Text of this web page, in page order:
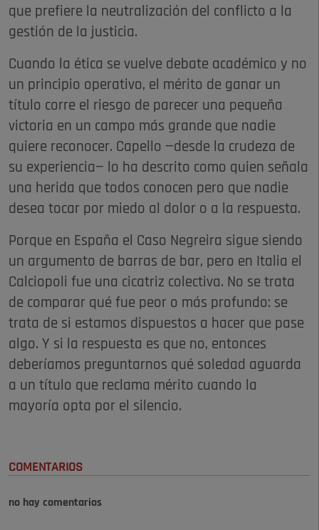
que prefiere la neutralización del conflicto a la
gestión de la justicia.
Cuando la ética se vuelve debate académico y no
un principio operativo, el mérito de ganar un
título corre el riesgo de parecer una pequeña
victoria en un campo más grande que nadie
quiere reconocer. Capello —desde la crudeza de
su experiencia— lo ha descrito como quien señala
una herida que todos conocen pero que nadie
desea tocar por miedo al dolor o a la respuesta.
Porque en España el Caso Negreira sigue siendo
un argumento de barras de bar, pero en Italia el
Calciopoli fue una cicatriz colectiva. No se trata
de comparar qué fue peor o más profundo: se
trata de si estamos dispuestos a hacer que pase
algo. Y si la respuesta es que no, entonces
deberíamos preguntarnos qué soledad aguarda
a un título que reclama mérito cuando la
mayoría opta por el silencio.
COMENTARIOS
no hay comentarios